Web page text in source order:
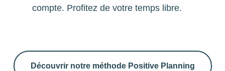
compte. Profitez de votre temps libre.
Découvrir notre méthode Positive Planning